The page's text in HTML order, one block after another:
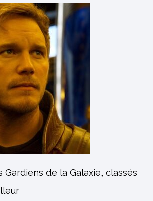
Gardiens de la Galaxie, classés